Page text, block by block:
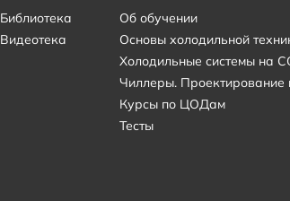
Библиотека
Видеотека
Об обучении
Основы холодильной
Холодильные системы на
Чиллеры. Проектирование
Курсы по ЦОДам
Тесты